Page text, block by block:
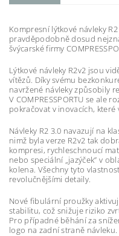
Kompresní lýtkové návleky
pravděpodobně dosud
švýcarské firmy
Lýtkové návleky R2v2 jsou
vítězů. Díky svému
navržené návleky způsobily
V COMPRESSPORTU se ale
pokračovat v inovacích, které
Návleky R2 3.0 navazují na
nimž byla verze R2v2 tak
kompresi, rychleschnoucí
nebo speciální „jazýček” v
kolena. Všechny tyto
revolučnějšími detaily.
Nové fibulární proužky
stabilitu, což snižuje riziko
Pro případné běhání za
logo na zadní straně návleku.